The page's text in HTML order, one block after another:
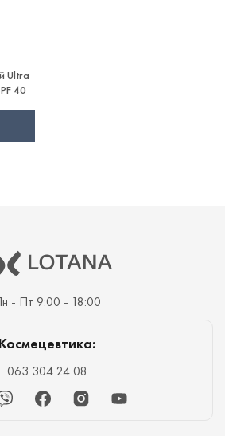
Ultra
40
- Пт 9:00 - 18:00
Космецевтика:
063 304 24 08
Viber FacebookInstagramYoutube